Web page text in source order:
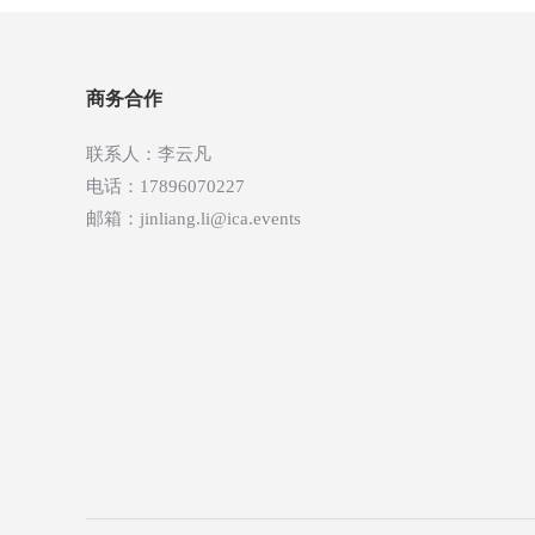
商务合作
联系人：李云凡
电话：17896070227
邮箱：jinliang.li@ica.events